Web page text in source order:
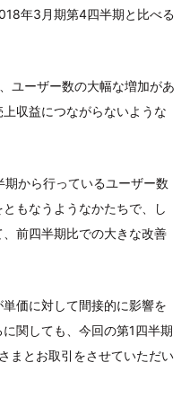
年3月期第4四半期と比べる
ユーザー数の大幅な増加があ
収益につながらないような
から行っているユーザー数
もなうようなかたちで、し
前四半期比での大きな改善
価に対して間接的に影響を
関しても、今回の第1四半期
まとお取引をさせていただい